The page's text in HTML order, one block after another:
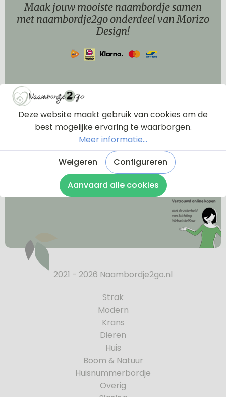
Maak jouw mooiste naambordje samen
met naambordje2go onderdeel van Morizo
Design!
Naambordje maken
Mijn Naambordje2go.nl
Service
Contactgegevens
Socialmedia
2021 - 2026 Naambordje2go.nl
Strak
Modern
Krans
Dieren
Huis
Boom & Natuur
Huisnummerbordje
Overig
Deze website maakt gebruik van cookies om de
best mogelijke ervaring te waarborgen.
Meer informatie...
Weigeren
Configureren
Aanvaard alle cookies